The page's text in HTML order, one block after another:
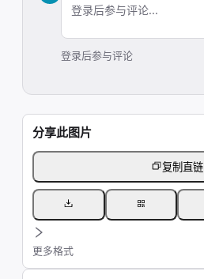
登录后参与评论...
登录后参与评论
分享此图片
复制直链
更多格式